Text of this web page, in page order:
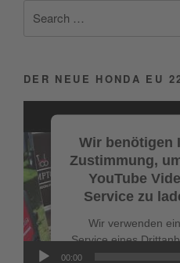
for:
DER NEUE HONDA EU
Player
Wir benötigen
Zustimmung,
YouTube
Service zu
Wir verwenden
Service eines
00:00